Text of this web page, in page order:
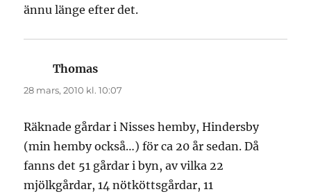
ännu länge efter det.
Thomas
28 mars, 2010 kl. 10:07
Räknade gårdar i Nisses hemby, Hindersby
(min hemby också…) för ca 20 år sedan. Då
fanns det 51 gårdar i byn, av vilka 22
mjölkgårdar, 14 nötköttsgårdar, 11